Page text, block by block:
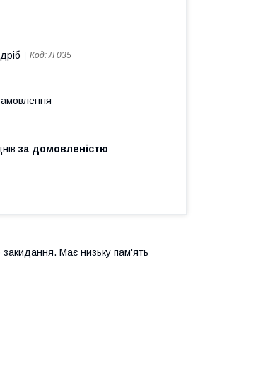
Код:Л 035
за домовленістю
Має низьку пам'ять